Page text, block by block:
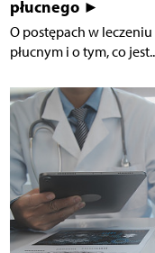
płucnego ►
O postępach w
płucnym i o tym, co